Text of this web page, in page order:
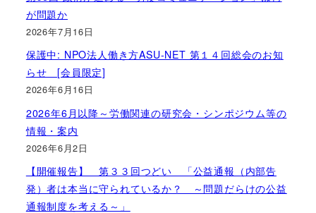
が問題か
2026年7月16日
保護中: NPO法人働き方ASU-NET 第１４回総会のお知
らせ [会員限定]
2026年6月16日
2026年6月以降～労働関連の研究会・シンポジウム等の
情報・案内
2026年6月2日
【開催報告】 第３３回つどい 「公益通報（内部告
発）者は本当に守られているか？ ～問題だらけの公益
通報制度を考える～」